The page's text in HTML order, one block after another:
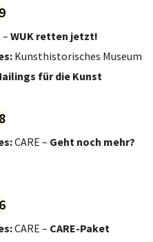
–WUK retten jetzt!
Kunsthistorisches Museum
für die Kunst
CARE – Geht noch mehr?
CARE – CARE-Paket